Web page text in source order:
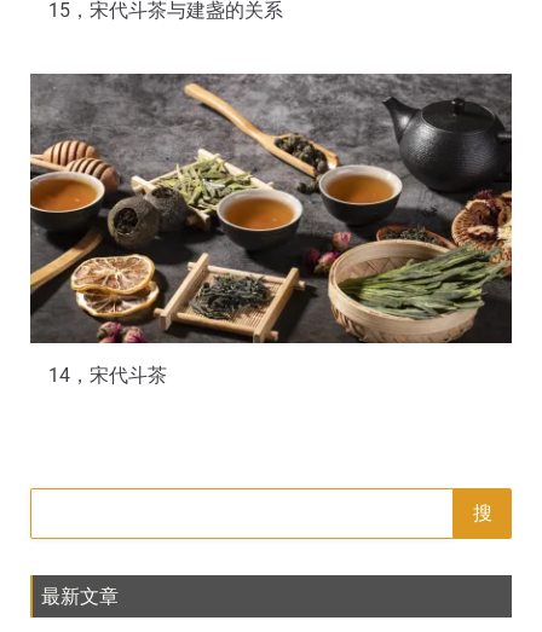
15，宋代斗茶与建盏的关系
14，宋代斗茶
搜
最新文章